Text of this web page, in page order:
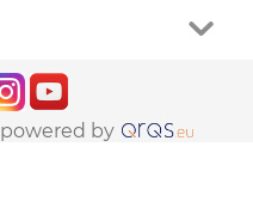
powered by